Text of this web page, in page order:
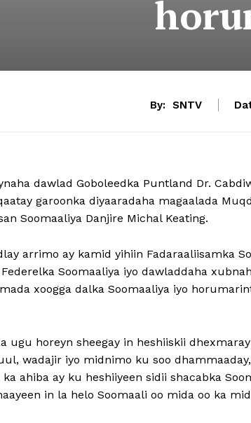
By: SNTV
dawlad Goboleedka Puntland Dr.
garoonka diyaaradaha magaalada
Soomaaliya Danjire Michal Keating.
arrimo ay kamid yihiin Fadaraaliisamka
Soomaaliya iyo dawladdaha
xoogga dalka Soomaaliya iyo
ugu horeyn sheegay in heshiiskii
wadajir iyo midnimo ku soo
ahiba ay ku heshiiyeen sidii shacabka
in la helo Soomaali oo mida oo ka